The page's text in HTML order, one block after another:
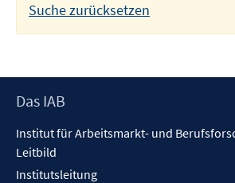
Suche zurücksetzen
Footer
Das IAB
Institut für Arbeitsmarkt- und
Leitbild
Institutsleitung